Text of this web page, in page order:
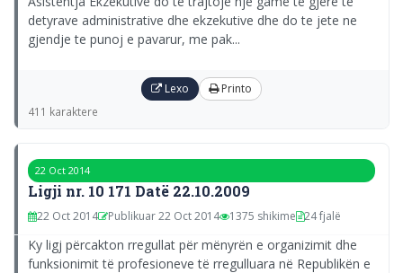
detyrave administrative dhe ekzekutive dhe do te jete ne
gjendje te punoj e pavarur, me pak...
Lexo Printo
411 karaktere
22 Oct 2014
Ligji nr. 10 171 Datë 22.10.2009
22 Oct 2014 Publikuar 22 Oct 2014 1375 shikime 24 fjalë
Ky ligj përcakton rregullat për mënyrën e organizimit dhe
funksionimit të profesioneve të rregulluara në Republikën e